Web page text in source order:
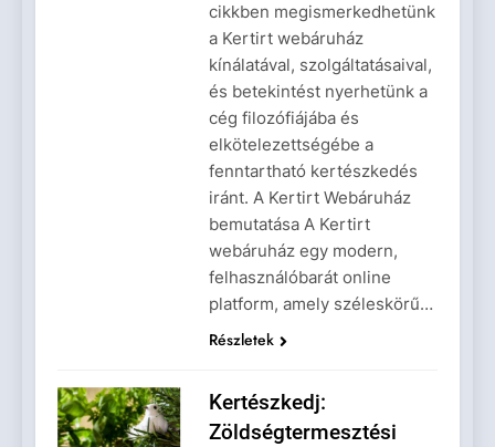
cikkben megismerkedhetünk
a Kertirt webáruház
kínálatával, szolgáltatásaival,
és betekintést nyerhetünk a
cég filozófiájába és
elkötelezettségébe a
fenntartható kertészkedés
iránt. A Kertirt Webáruház
bemutatása A Kertirt
webáruház egy modern,
felhasználóbarát online
platform, amely széleskörű…
Részletek
Kertészkedj:
Zöldségtermesztési